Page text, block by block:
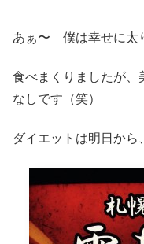
あぁ〜 僕は幸せに太
食べまくりましたが、
なしです（笑）
ダイエットは明日から